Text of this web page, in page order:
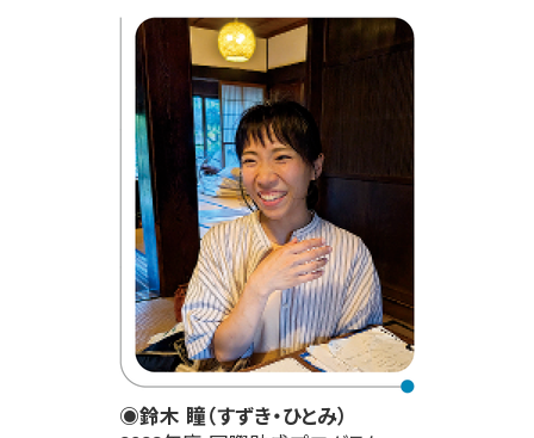
◉鈴木 瞳（すずき・ひとみ）